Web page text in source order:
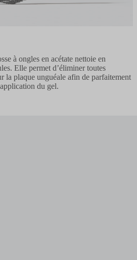
à ongles en acétate nettoie en
Elle permet d’éliminer toutes
la plaque unguéale afin de parfaitement
du gel.